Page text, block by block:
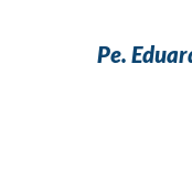
Pe.